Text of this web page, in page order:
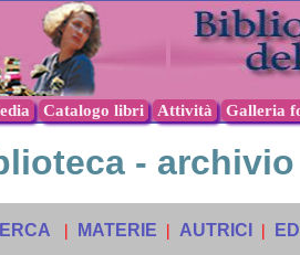
Catalogo libri Attività Galleria
-
| MATERIE | AUTRICI |